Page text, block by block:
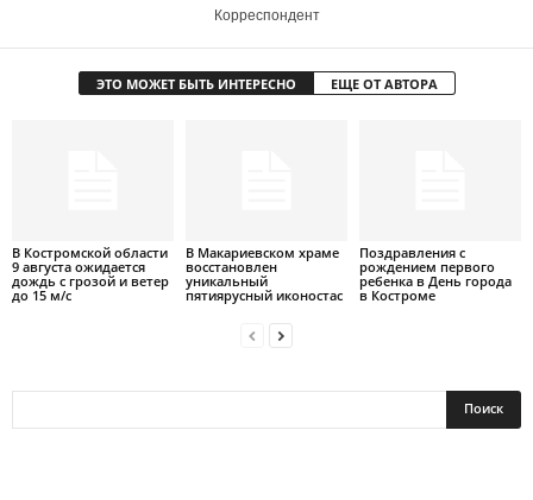
Корреспондент
ЭТО МОЖЕТ БЫТЬ ИНТЕРЕСНО ЕЩЕ ОТ АВТОРА
В Костромской области
9 августа ожидается
дождь с грозой и ветер
до 15 м/с
В Макариевском храме
восстановлен
уникальный
пятиярусный иконостас
Поздравления с
рождением первого
ребенка в День города
в Костроме